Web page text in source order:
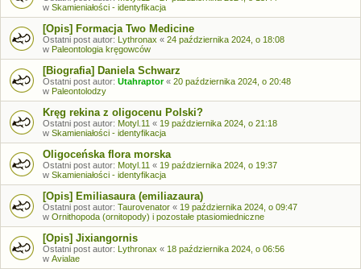
w Skamieniałości - identyfikacja
[Opis] Formacja Two Medicine
Ostatni post autor: Lythronax « 24 października 2024, o 18:08
w Paleontologia kręgowców
[Biografia] Daniela Schwarz
Ostatni post autor: Utahraptor« 20 października 2024, o 20:48
w Paleontolodzy
Kręg rekina z oligocenu Polski?
Ostatni post autor: Motyl.11 « 19 października 2024, o 21:18
w Skamieniałości - identyfikacja
Oligoceńska flora morska
Ostatni post autor: Motyl.11 « 19 października 2024, o 19:37
w Skamieniałości - identyfikacja
[Opis] Emiliasaura (emiliazaura)
Ostatni post autor: Taurovenator « 19 października 2024, o 09:47
w Ornithopoda (ornitopody) i pozostałe ptasiomiedniczne
[Opis] Jixiangornis
Ostatni post autor: Lythronax « 18 października 2024, o 06:56
w Avialae